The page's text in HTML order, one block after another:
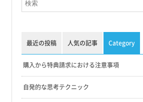
最近の投稿 人気の記事 Category
購入から特典請求における注意事項
自発的な思考テクニック